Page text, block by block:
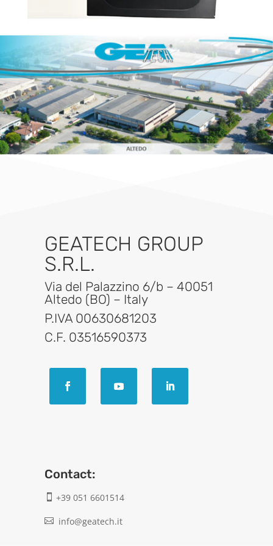
GEATECH GROUP
S.R.L.
Via del Palazzino 6/b – 40051
Altedo (BO) – Italy
P.IVA 00630681203
C.F. 03516590373
Contact:
 +39 051 6601514
 info@geatech.it